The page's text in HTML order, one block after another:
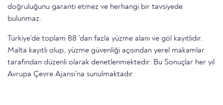
doğruluğunu garanti etmez ve herhangi bir tavsiyede
bulunmaz.
Türkiye'de toplam 88 'dan fazla yüzme alanı ve göl kayıtlıdır.
Malta kayıtlı olup, yüzme güvenliği açısından yerel makamlar
tarafından düzenli olarak denetlenmektedir. Bu Sonuçlar her yıl
Avrupa Çevre Ajansı'na sunulmaktadır.